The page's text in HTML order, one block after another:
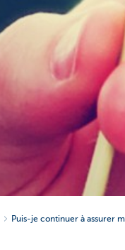
Puis-je continuer à assurer